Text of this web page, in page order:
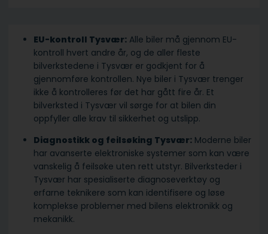
EU-kontroll Tysvær: Alle biler må gjennom EU-
kontroll hvert andre år, og de aller fleste
bilverkstedene i Tysvær er godkjent for å
gjennomføre kontrollen. Nye biler i Tysvær trenger
ikke å kontrolleres før det har gått fire år. Et
bilverksted i Tysvær vil sørge for at bilen din
oppfyller alle krav til sikkerhet og utslipp.
Diagnostikk og feilsøking Tysvær: Moderne biler
har avanserte elektroniske systemer som kan være
vanskelig å feilsøke uten rett utstyr. Bilverksteder i
Tysvær har spesialiserte diagnoseverktøy og
erfarne teknikere som kan identifisere og løse
komplekse problemer med bilens elektronikk og
mekanikk.